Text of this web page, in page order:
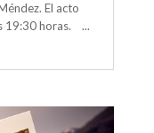
El acto
19:30 horas. ...